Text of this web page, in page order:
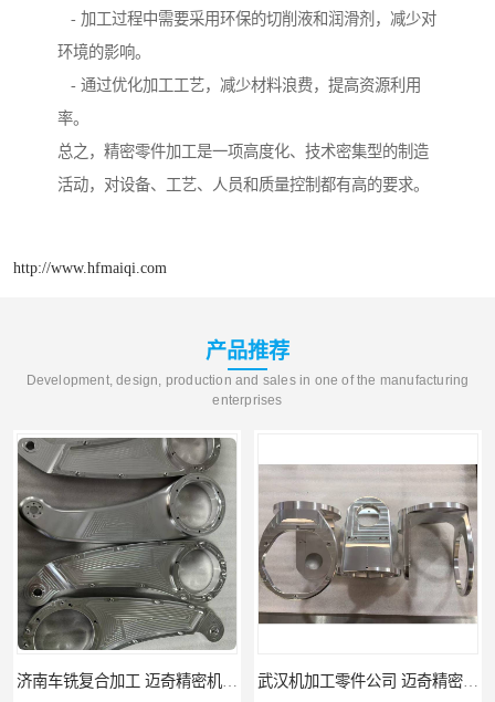
- 加工过程中需要采用环保的切削液和润滑剂，减少对
环境的影响。
- 通过优化加工工艺，减少材料浪费，提高资源利用
率。
总之，精密零件加工是一项高度化、技术密集型的制造
活动，对设备、工艺、人员和质量控制都有高的要求。
http://www.hfmaiqi.com
产品推荐
Development, design, production and sales in one of the manufacturing
enterprises